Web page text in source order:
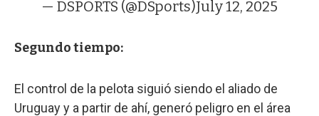
— DSPORTS (@DSports)July 12, 2025
Segundo tiempo:
El control de la pelota siguió siendo el aliado de
Uruguay y a partir de ahí, generó peligro en el área